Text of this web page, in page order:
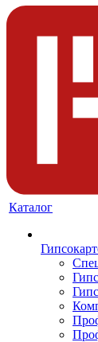
Каталог